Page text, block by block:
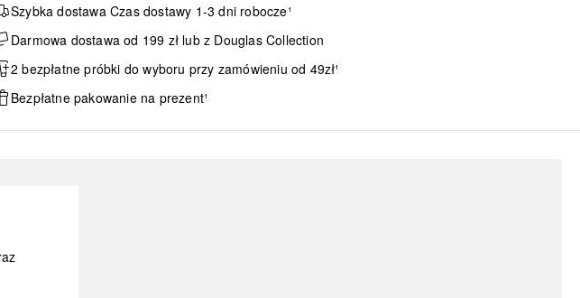
Szybka dostawa Czas dostawy 1-3 dni robocze¹
Darmowa dostawa od 199 zł lub z Douglas Collection
2 bezpłatne próbki do wyboru przy zamówieniu od 49zł¹
Bezpłatne pakowanie na prezent¹